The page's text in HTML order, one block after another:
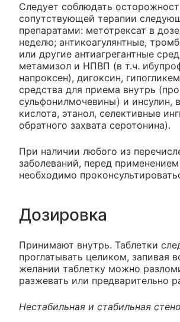
Следует соблюдать
сопутствующей терапии
препаратами: метотрексат в
неделю; антикоагулянтные,
или другие антиагрегантные
метамизол и НПВП (в т.ч.
напроксен), дигоксин,
средства для приема внутрь
сульфонилмочевины) и инсулин,
кислота, этанол, селективные
обратного захвата серотонина).
При наличии любого из
заболеваний, перед
необходимо
Дозировка
Принимают внутрь. Таблетки
проглатывать целиком, запивая
желании таблетку можно
разжевать или предварительно
Нестабильная и стабильная